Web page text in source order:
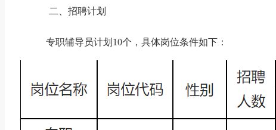
二、招聘计划
专职辅导员计划 10个，具体岗位条件如下：